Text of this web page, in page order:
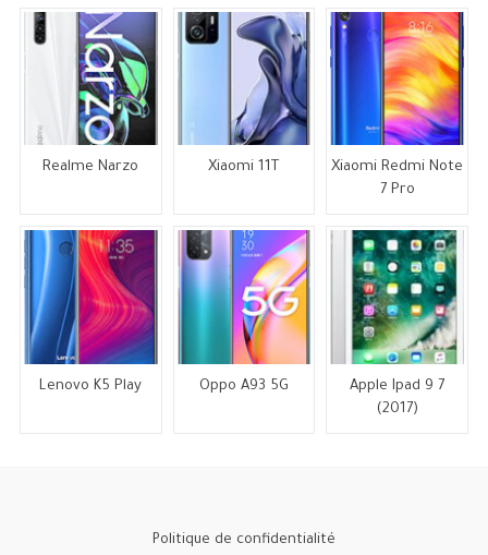
Realme Narzo Xiaomi 11T
Xiaomi Redmi Note
7 Pro
Lenovo K5 Play Oppo A93 5G
Apple Ipad 9 7
(2017)
Politique de confidentialité